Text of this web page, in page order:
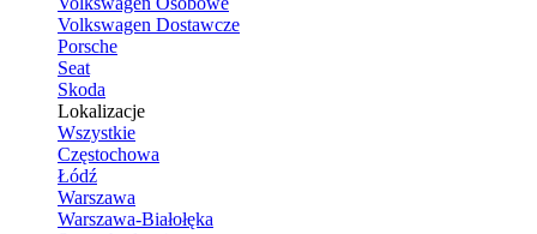
Volkswagen Dostawcze
Porsche
Seat
Skoda
Lokalizacje
Wszystkie
Częstochowa
Łódź
Warszawa
Warszawa-Białołęka